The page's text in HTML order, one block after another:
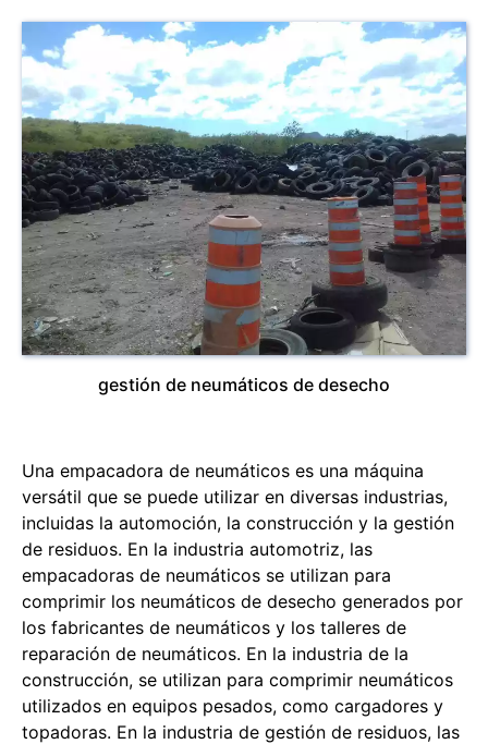
gestión de neumáticos de desecho
Una empacadora de neumáticos es una máquina
versátil que se puede utilizar en diversas industrias,
incluidas la automoción, la construcción y la gestión
de residuos. En la industria automotriz, las
empacadoras de neumáticos se utilizan para
comprimir los neumáticos de desecho generados por
los fabricantes de neumáticos y los talleres de
reparación de neumáticos. En la industria de la
construcción, se utilizan para comprimir neumáticos
utilizados en equipos pesados, como cargadores y
topadoras. En la industria de gestión de residuos, las